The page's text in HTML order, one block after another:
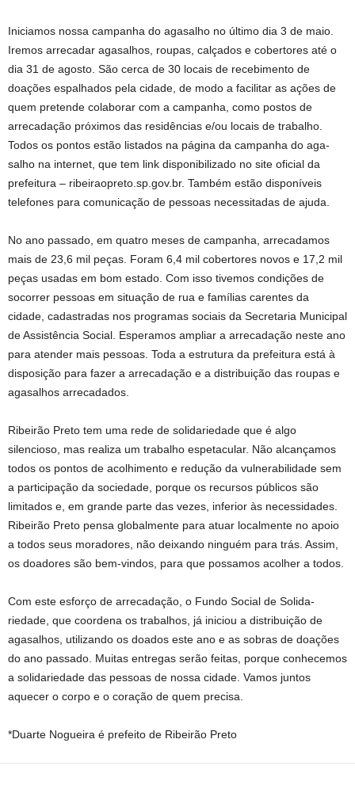
Iniciamos nossa campanha do agasalho no último dia 3 de maio.
Iremos arrecadar agasalhos, roupas, calçados e coberto­res até o
dia 31 de agosto. São cerca de 30 locais de recebimento de
doações espalhados pela cidade, de modo a facilitar as ações de
quem pretende colaborar com a campanha, como postos de
arrecadação próximos das residências e/ou locais de trabalho.
Todos os pontos estão listados na página da campanha do aga­
salho na internet, que tem link disponibilizado no site oficial da
prefeitura – ribeiraopreto.sp.gov.br. Também estão disponíveis
telefones para comunicação de pessoas necessitadas de ajuda.
No ano passado, em quatro meses de campanha, arrecada­mos
mais de 23,6 mil peças. Foram 6,4 mil cobertores novos e 17,2 mil
peças usadas em bom estado. Com isso tivemos condições de
socorrer pessoas em situação de rua e famílias carentes da
cidade, cadastradas nos programas sociais da Secretaria Municipal
de Assistência Social. Esperamos ampliar a arrecadação neste ano
para atender mais pessoas. Toda a es­trutura da prefeitura está à
disposição para fazer a arrecadação e a distribuição das roupas e
agasalhos arrecadados.
Ribeirão Preto tem uma rede de solidariedade que é algo
silencioso, mas realiza um trabalho espetacular. Não alcançamos
todos os pontos de acolhimento e redução da vulnerabilidade sem
a participação da sociedade, porque os recursos públicos são
limitados e, em grande parte das vezes, inferior às necessidades.
Ribeirão Preto pensa globalmente para atuar localmente no apoio
a todos seus moradores, não deixando ninguém para trás. Assim,
os doadores são bem-vindos, para que possamos acolher a todos.
Com este esforço de arrecadação, o Fundo Social de Solida­
riedade, que coordena os trabalhos, já iniciou a distribuição de
agasalhos, utilizando os doados este ano e as sobras de doações
do ano passado. Muitas entregas serão feitas, porque conhece­mos
a solidariedade das pessoas de nossa cidade. Vamos juntos
aquecer o corpo e o coração de quem precisa.
*Duarte Nogueira é prefeito de Ribeirão Preto